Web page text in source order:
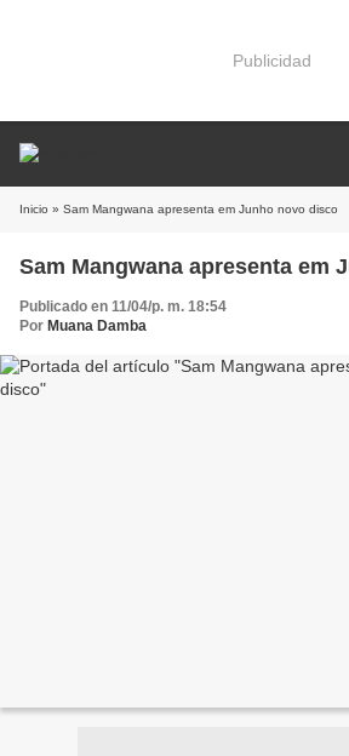
Publicidad
Inicio » Sam Mangwana apresenta em Junho novo disco
Sam Mangwana apresenta em
Publicado en 11/04/p. m. 18:54
Por Muana Damba